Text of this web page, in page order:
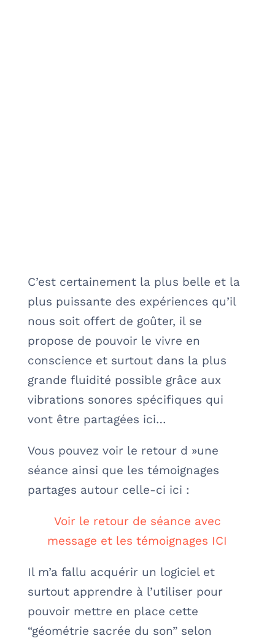
C’est certainement la plus belle et la
plus puissante des expériences qu’il
nous soit offert de goûter, il se
propose de pouvoir le vivre en
conscience et surtout dans la plus
grande fluidité possible grâce aux
vibrations sonores spécifiques qui
vont être partagées ici…
Vous pouvez voir le retour d »une
séance ainsi que les témoignages
partages autour celle-ci ici :
Voir le retour de séance avec
message et les témoignages ICI
Il m’a fallu acquérir un logiciel et
surtout apprendre à l’utiliser pour
pouvoir mettre en place cette
“géométrie sacrée du son” selon